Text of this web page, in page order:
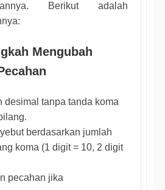
Berikut adalah
Mengubah
desimal tanpa tanda koma
berdasarkan jumlah
koma (1 digit = 10, 2 digit
pecahan jika